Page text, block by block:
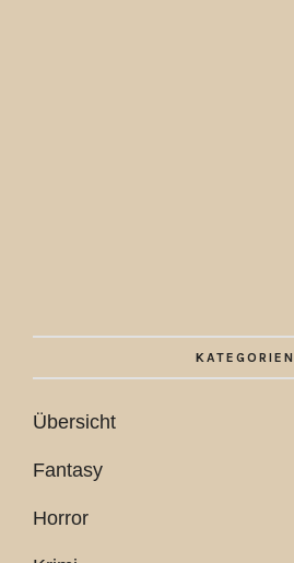
KATEGORIEN
Übersicht
Fantasy
Horror